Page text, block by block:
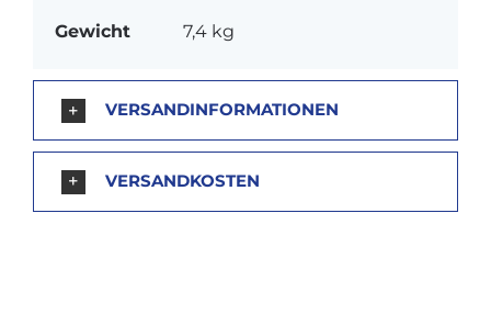
Gewicht 7,4 kg
VERSANDINFORMATIONEN
VERSANDKOSTEN